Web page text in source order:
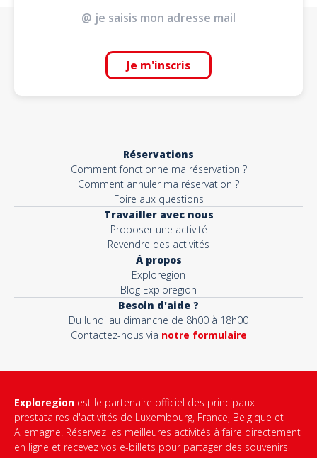
Je m'inscris
Réservations
Comment fonctionne ma réservation ?
Comment annuler ma réservation ?
Foire aux questions
Travailler avec nous
Proposer une activité
Revendre des activités
À propos
Exploregion
Blog Exploregion
Besoin d'aide ?
Du lundi au dimanche de 8h00 à 18h00
Contactez-nous via notre formulaire
Exploregion est le partenaire officiel des principaux
prestataires d'activités de Luxembourg, France, Belgique et
Allemagne. Réservez les meilleures activités à faire directement
en ligne et recevez vos e-billets pour partager des souvenirs